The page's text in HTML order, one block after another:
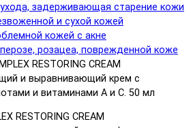
задерживающая старение кожи
и сухой кожей
кожей с акне
розацеа, поврежденной коже
RESTORING CREAM
и выравнивающий крем с
и витаминами А и С. 50 мл